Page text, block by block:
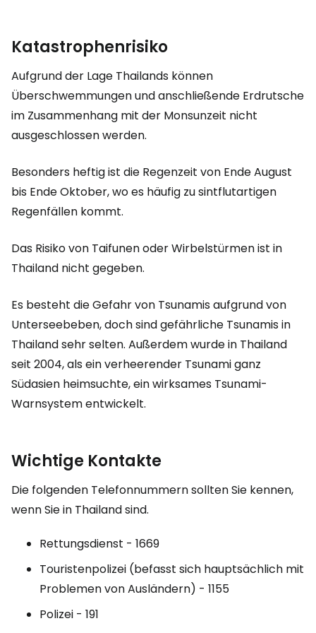
Katastrophenrisiko
Aufgrund der Lage Thailands können
Überschwemmungen und anschließende Erdrutsche
im Zusammenhang mit der Monsunzeit nicht
ausgeschlossen werden.
Besonders heftig ist die Regenzeit von Ende August
bis Ende Oktober, wo es häufig zu sintflutartigen
Regenfällen kommt.
Das Risiko von Taifunen oder Wirbelstürmen ist in
Thailand nicht gegeben.
Es besteht die Gefahr von Tsunamis aufgrund von
Unterseebeben, doch sind gefährliche Tsunamis in
Thailand sehr selten. Außerdem wurde in Thailand
seit 2004, als ein verheerender Tsunami ganz
Südasien heimsuchte, ein wirksames Tsunami-
Warnsystem entwickelt.
Wichtige Kontakte
Die folgenden Telefonnummern sollten Sie kennen,
wenn Sie in Thailand sind.
Rettungsdienst - 1669
Touristenpolizei (befasst sich hauptsächlich mit
Problemen von Ausländern) - 1155
Polizei - 191